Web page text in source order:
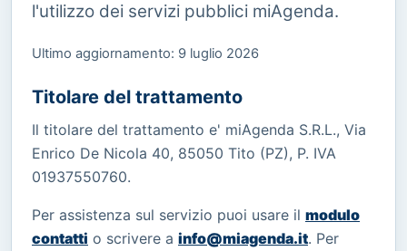
l'utilizzo dei servizi pubblici miAgenda.
Ultimo aggiornamento: 9 luglio 2026
Titolare del trattamento
Il titolare del trattamento e' miAgenda S.R.L., Via
Enrico De Nicola 40, 85050 Tito (PZ), P. IVA
01937550760.
Per assistenza sul servizio puoi usare il modulo
contatti o scrivere a info@miagenda.it. Per